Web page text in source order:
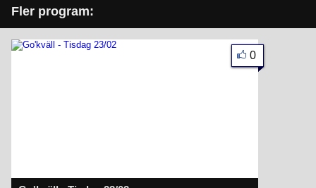
Fler program:
0